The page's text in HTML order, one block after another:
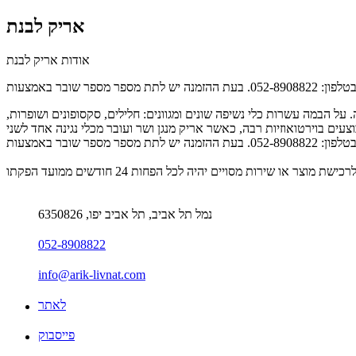
אריק לבנת
אודות אריק לבנת
הבמה עשרות כלי נשיפה שונים ומגוונים: חלילים, סקסופונים ושופרות,
נמל תל אביב, תל אביב יפו, 6350826
052-8908822
info@arik-livnat.com
לאתר
פייסבוק